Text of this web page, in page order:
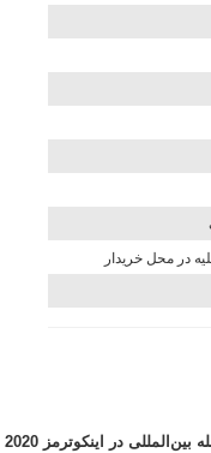
خریدار